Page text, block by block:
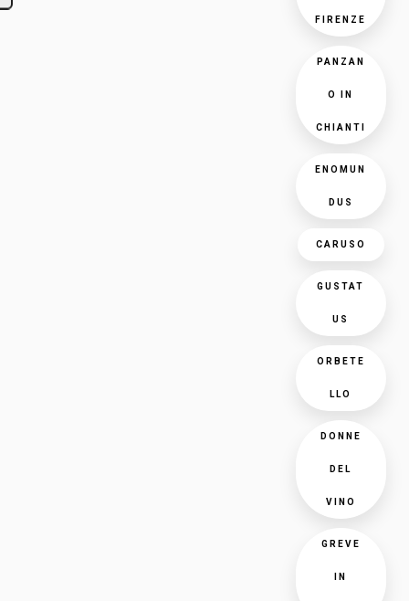
FIRENZE
PANZAN
O IN
CHIANTI
ENOMUN
DUS
CARUSO
GUSTAT
US
ORBETE
LLO
DONNE
DEL
VINO
GREVE
IN